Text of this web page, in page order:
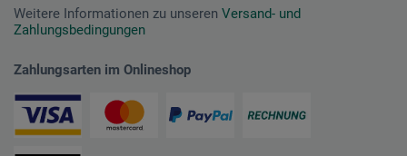
Weitere Informationen zu unseren Versand- und
Zahlungsbedingungen
Zahlungsarten im Onlineshop